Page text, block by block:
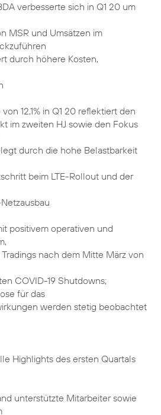
verbesserte sich in Q1 20 um
MSR und Umsätzen im
durch höhere Kosten,
12,1% in Q1 20 reflektiert den
im zweiten HJ sowie den Fokus
durch die hohe Belastbarkeit
beim LTE-Rollout und der
positivem operativen und
nach dem Mitte März von
COVID-19 Shutdowns;
für das
werden stetig beobachtet
Highlights des ersten Quartals
unterstützte Mitarbeiter sowie